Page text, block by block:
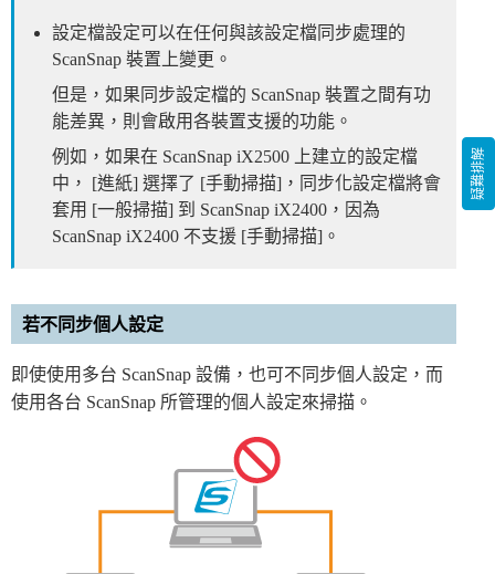
設定檔設定可以在任何與該設定檔同步處理的
ScanSnap 裝置上變更。
但是，如果同步設定檔的 ScanSnap 裝置之間有功
能差異，則會啟用各裝置支援的功能。
例如，如果在 ScanSnap iX2500 上建立的設定檔
中， [進紙] 選擇了 [手動掃描]，同步化設定檔將會
套用 [一般掃描] 到 ScanSnap iX2400，因為
ScanSnap iX2400 不支援 [手動掃描]。
若不同步個人設定
即使使用多台 ScanSnap 設備，也可不同步個人設定，而
使用各台 ScanSnap 所管理的個人設定來掃描。
疑難排解